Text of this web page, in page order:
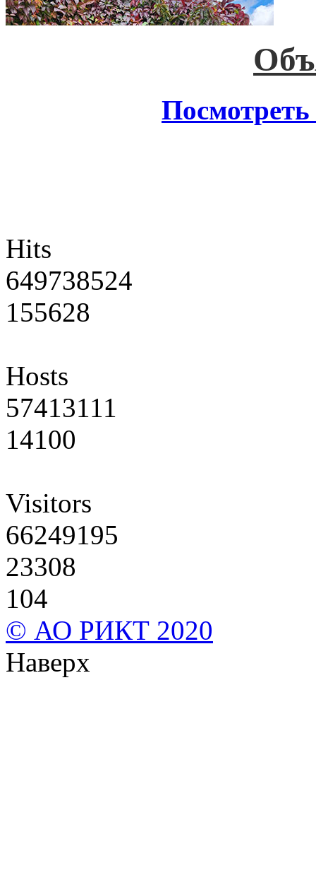
Посмотреть
Hits
649738524
155628
Hosts
57413111
14100
Visitors
66249195
23308
104
© АО РИКТ 2020
Наверх